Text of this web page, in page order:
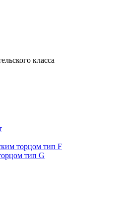
класса
торцом тип F
тип G